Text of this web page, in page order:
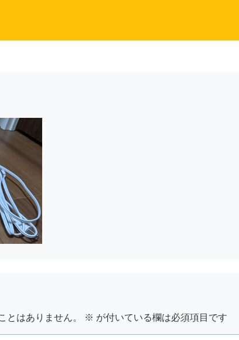
とはありません。 ※ が付いている欄は必須項目です